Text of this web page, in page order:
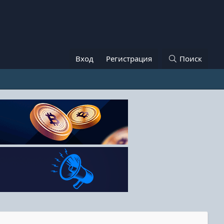
Вход Регистрация Поиск